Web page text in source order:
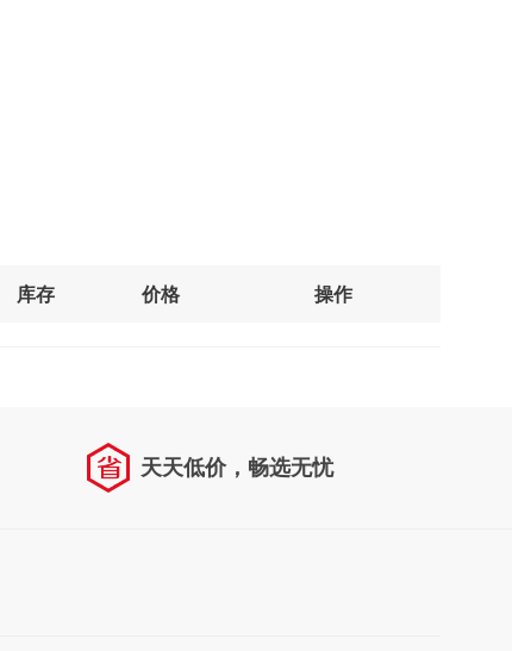
库存 价格 操作
天天低价，畅选无忧